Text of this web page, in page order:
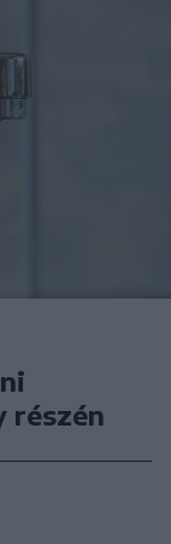
részén